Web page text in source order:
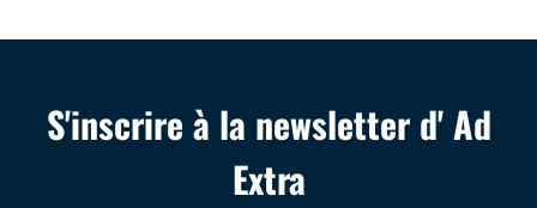
S'inscrire à la newsletter d' Ad
Extra